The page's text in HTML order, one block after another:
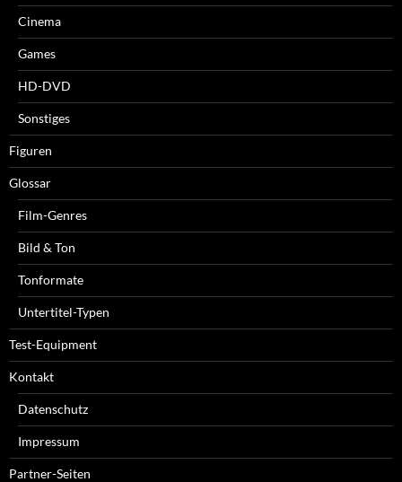
Cinema
Games
HD-DVD
Sonstiges
Figuren
Glossar
Film-Genres
Bild & Ton
Tonformate
Untertitel-Typen
Test-Equipment
Kontakt
Datenschutz
Impressum
Partner-Seiten